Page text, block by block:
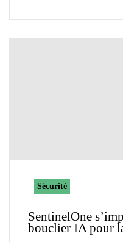
Sécurité
SentinelOne
bouclier IA pour